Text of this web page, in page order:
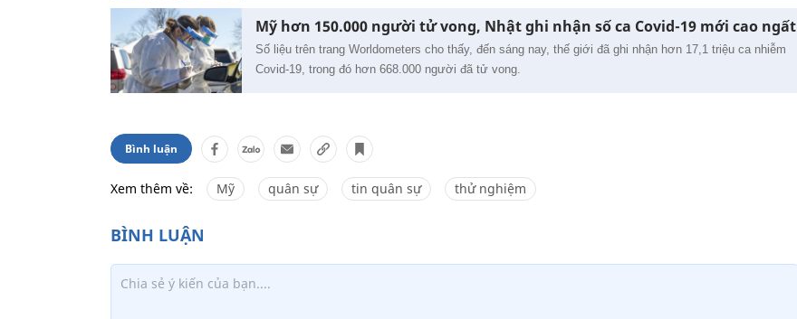
Mỹ hơn 150.000 người tử vong, Nhật ghi nhận số ca Covid-19 mới cao ngất
Số liệu trên trang Worldometers cho thấy, đến sáng nay, thế giới đã ghi nhận hơn 17,1 triệu ca nhiễm
Covid-19, trong đó hơn 668.000 người đã tử vong.
Bình luận
Xem thêm về: Mỹ quân sự tin quân sự thử nghiệm